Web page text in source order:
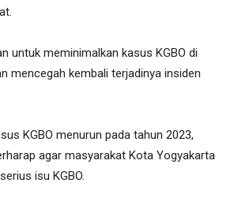
untuk meminimalkan kasus KGBO di
mencegah kembali terjadinya insiden
KGBO menurun pada tahun 2023,
agar masyarakat Kota Yogyakarta
isu KGBO.